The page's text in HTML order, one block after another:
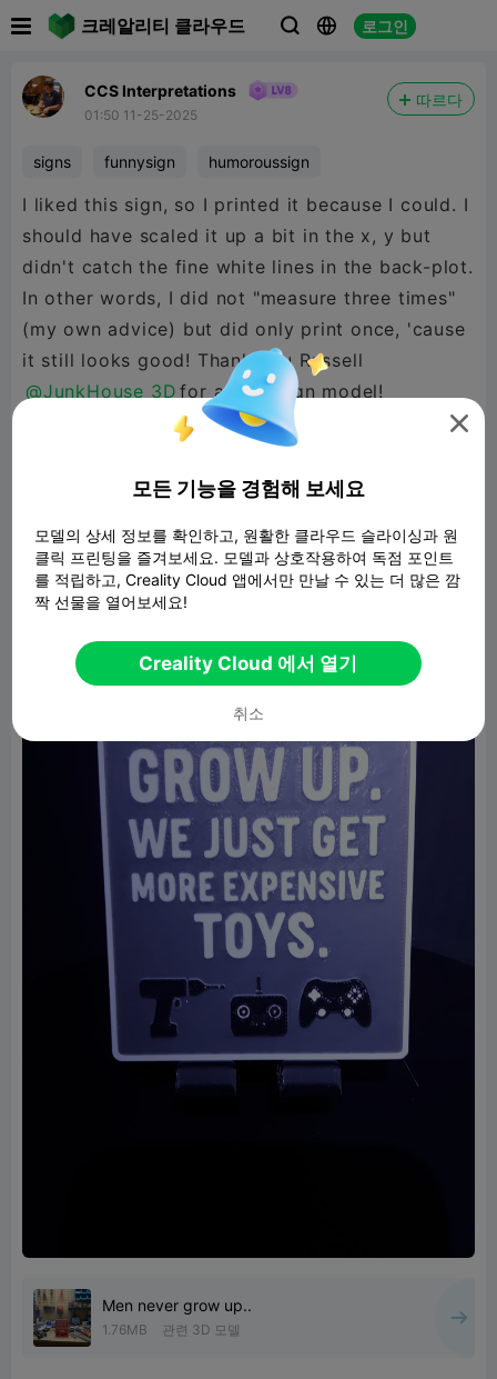
크레알리티 클라우드   로그인
CCS Interpretations
01:50 11-25-2025
따르다
signs funnysign humoroussign
I liked this sign, so I printed it because I could. I
should have scaled it up a bit in the x, y but
didn't catch the fine white lines in the back-plot.
In other words, I did not "measure three times"
(my own advice) but did only print once, 'cause
it still looks good! Thank you Russell
@JunkHouse 3D for a cool sign model!
P.S. - That's black, white and grey there.
Men never grow up..
1.76MB 관련 3D 모델

모든 기능을 경험해 보세요
모델의 상세 정보를 확인하고, 원활한 클라우드 슬라이싱과 원
클릭 프린팅을 즐겨보세요. 모델과 상호작용하여 독점 포인트
를 적립하고, Creality Cloud 앱에서만 만날 수 있는 더 많은 깜
짝 선물을 열어보세요!
Creality Cloud 에서 열기
취소